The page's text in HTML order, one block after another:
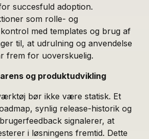
succesfuld adoption.
som rolle- og
med templates og brug af
til, at udrulning og anvendelse
frem for uoverskuelig.
og produktudvikling
bør ikke være statisk. Et
synlig release-historik og
signalerer, at
i løsningens fremtid. Dette